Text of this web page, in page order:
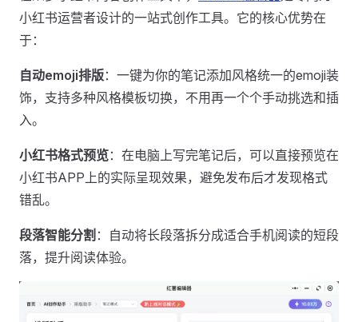
小红书运营者设计的一站式创作工具。它的核心优势在
于：
自动emoji排版：一键为你的笔记添加风格统一的emoji装
饰，支持多种风格模板切换，不用再一个个手动挑选和插
入。
小红书格式预览：在电脑上写完笔记后，可以直接预览在
小红书APP上的实际呈现效果，避免发布后才发现格式
错乱。
段落智能分割 ：自动将长段落拆分成适合手机阅读的短段
落，提升阅读体验。